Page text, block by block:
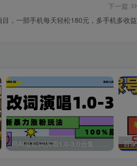
下一篇
目，一部手机每天轻松180元，多手机多收益